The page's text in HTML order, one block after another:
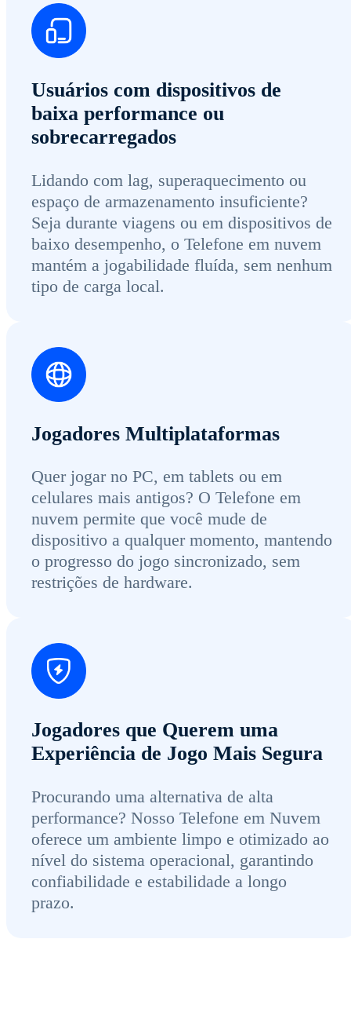
Usuários com dispositivos de
baixa performance ou
sobrecarregados
Lidando com lag, superaquecimento ou
espaço de armazenamento insuficiente?
Seja durante viagens ou em dispositivos de
baixo desempenho, o Telefone em nuvem
mantém a jogabilidade fluída, sem nenhum
tipo de carga local.
Jogadores Multiplataformas
Quer jogar no PC, em tablets ou em
celulares mais antigos? O Telefone em
nuvem permite que você mude de
dispositivo a qualquer momento, mantendo
o progresso do jogo sincronizado, sem
restrições de hardware.
Jogadores que Querem uma
Experiência de Jogo Mais Segura
Procurando uma alternativa de alta
performance? Nosso Telefone em Nuvem
oferece um ambiente limpo e otimizado ao
nível do sistema operacional, garantindo
confiabilidade e estabilidade a longo
prazo.